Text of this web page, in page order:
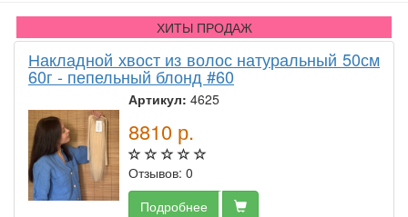
ХИТЫ ПРОДАЖ
Накладной хвост из волос натуральный 50см
60г - пепельный блонд #60
Артикул: 4625
8810 р.
Отзывов: 0
Подробнее